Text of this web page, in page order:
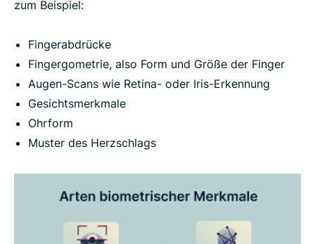
zum Beispiel:
Fingerabdrücke
Fingergometrie, also Form und Größe der Finger
Augen-Scans wie Retina- oder Iris-Erkennung
Gesichtsmerkmale
Ohrform
Muster des Herzschlags